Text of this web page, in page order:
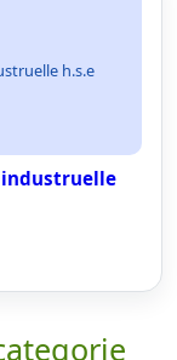
h.s.e
industruelle